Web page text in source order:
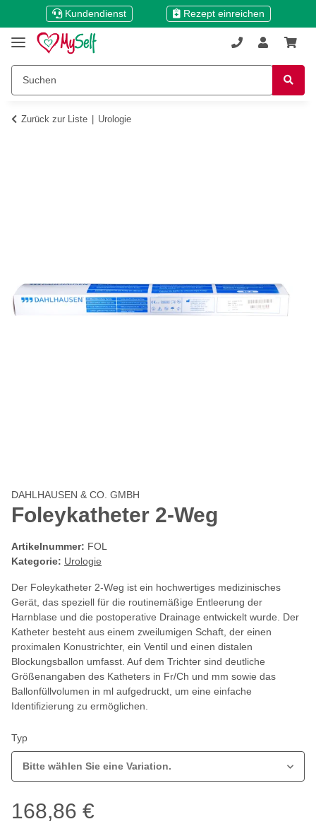
Kundendienst Rezept einreichen
Zurück zur Liste Urologie
DAHLHAUSEN & CO. GMBH
Foleykatheter 2-Weg
Artikelnummer: FOL
Kategorie: Urologie
Der Foleykatheter 2-Weg ist ein hochwertiges medizinisches
Gerät, das speziell für die routinemäßige Entleerung der
Harnblase und die postoperative Drainage entwickelt wurde. Der
Katheter besteht aus einem zweilumigen Schaft, der einen
proximalen Konustrichter, ein Ventil und einen distalen
Blockungsballon umfasst. Auf dem Trichter sind deutliche
Größenangaben des Katheters in Fr/Ch und mm sowie das
Ballonfüllvolumen in ml aufgedruckt, um eine einfache
Identifizierung zu ermöglichen.
Typ
Bitte wählen Sie eine Variation.
168,86 €